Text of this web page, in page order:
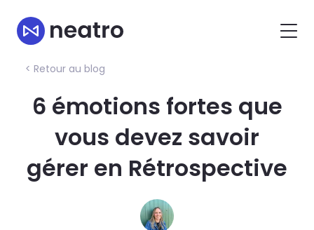
< Retour au blog
6 émotions fortes que
vous devez savoir
gérer en Rétrospective